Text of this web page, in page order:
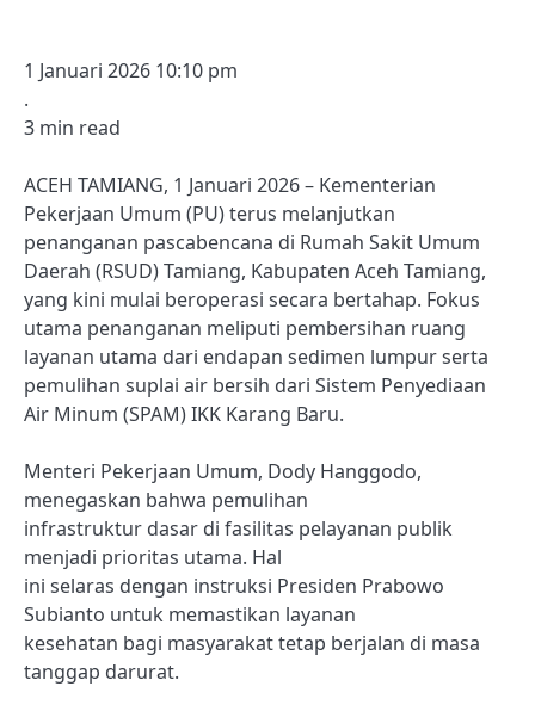
1 Januari 2026 10:10 pm
.
3 min read
ACEH TAMIANG, 1 Januari 2026 – Kementerian
Pekerjaan Umum (PU) terus melanjutkan
penanganan pascabencana di Rumah Sakit Umum
Daerah (RSUD) Tamiang, Kabupaten Aceh Tamiang,
yang kini mulai beroperasi secara bertahap. Fokus
utama penanganan meliputi pembersihan ruang
layanan utama dari endapan sedimen lumpur serta
pemulihan suplai air bersih dari Sistem Penyediaan
Air Minum (SPAM) IKK Karang Baru.
Menteri Pekerjaan Umum, Dody Hanggodo,
menegaskan bahwa pemulihan
infrastruktur dasar di fasilitas pelayanan publik
menjadi prioritas utama. Hal
ini selaras dengan instruksi Presiden Prabowo
Subianto untuk memastikan layanan
kesehatan bagi masyarakat tetap berjalan di masa
tanggap darurat.